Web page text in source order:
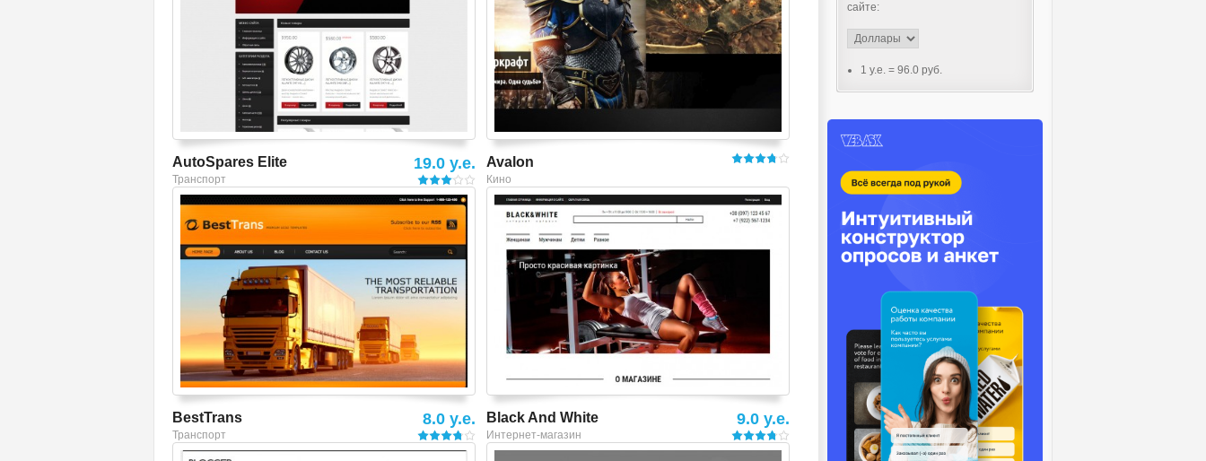
AutoSpares Elite
Транспорт
19.0 y.e. Avalon
Кино
Смотреть шаблон
BestTrans
Транспорт
8.0 y.e.
Смотреть шаблон
Black And White
Интернет-магазин
9.0 y.e.
сайте:
1 y.e. = 96.0 руб.